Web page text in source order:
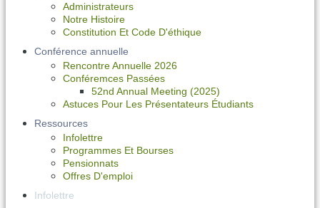
Administrateurs
Notre Histoire
Constitution Et Code D'éthique
Conférence annuelle
Rencontre Annuelle 2026
Conféremces Passées
52nd Annual Meeting (2025)
Astuces Pour Les Présentateurs Étudiants
Ressources
Infolettre
Programmes Et Bourses
Pensionnats
Offres D'emploi
Infolettre